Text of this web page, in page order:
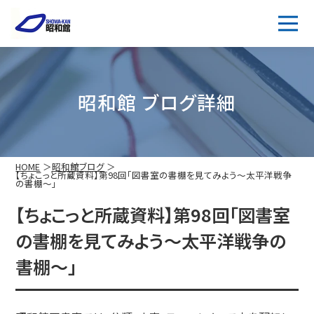
昭和館 ブログ詳細
HOME 昭和館ブログ
【ちょこっと所蔵資料】第98回「図書室の書棚を見てみよう～太平洋戦争
の書棚～」
【ちょこっと所蔵資料】第98回「図書室
の書棚を見てみよう～太平洋戦争の
書棚～」